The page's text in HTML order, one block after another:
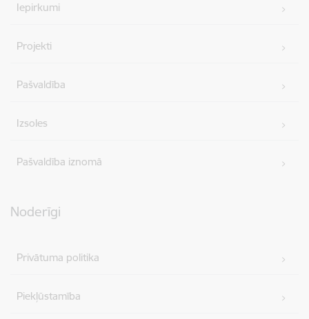
Iepirkumi
Projekti
Pašvaldība
Izsoles
Pašvaldība iznomā
Noderīgi
Privātuma politika
Piekļūstamība